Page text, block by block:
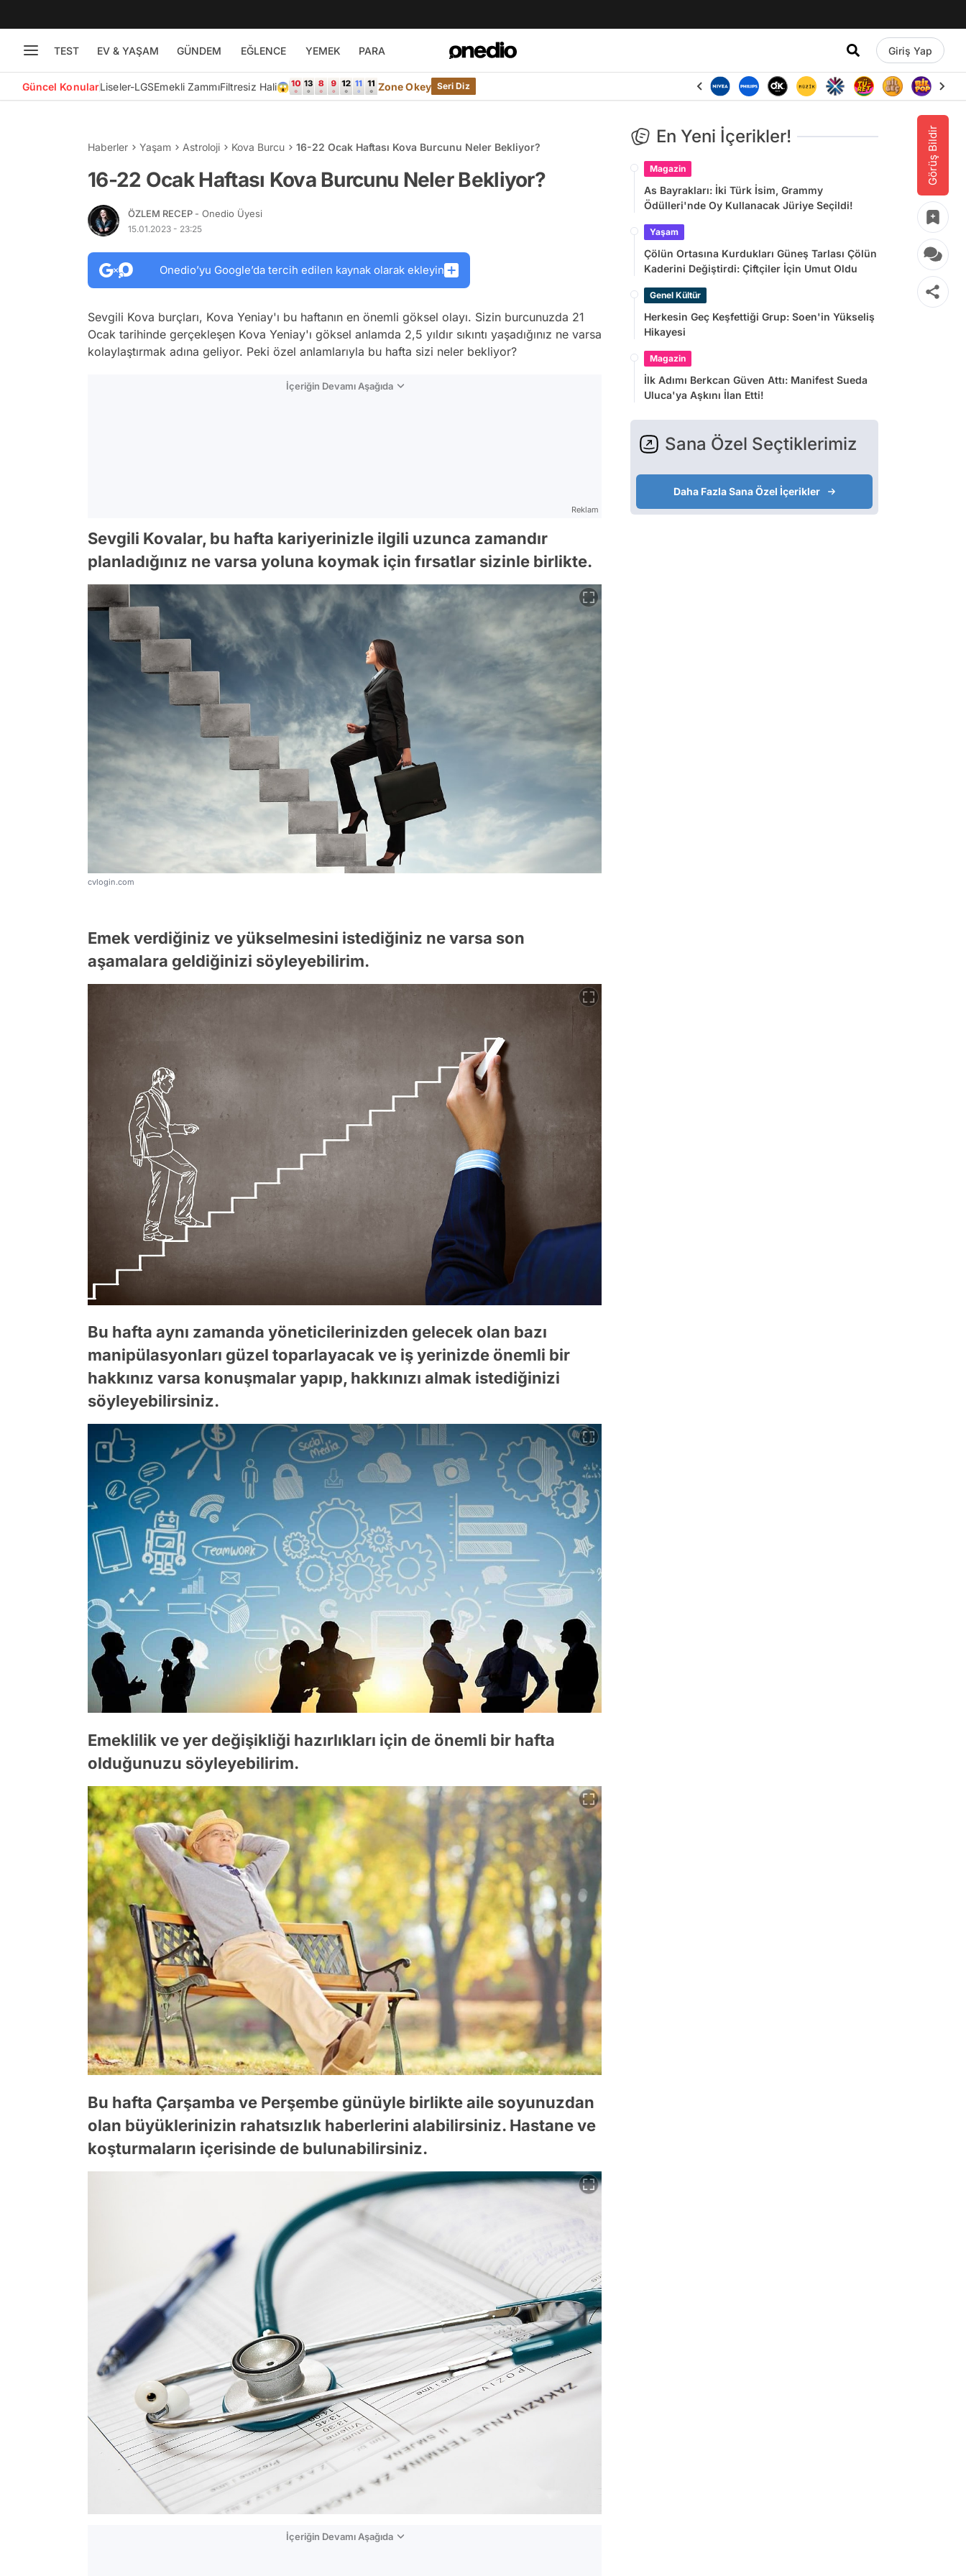
TEST EV & YAŞAM GÜNDEM EĞLENCE YEMEK PARA Giriş Yap
Güncel KonularLiseler-LGSEmekli ZammıFiltresiz Hali😱 Zone Okey Seri Diz
Görüş Bildir
Haberler Yaşam Astroloji Kova Burcu 16-22 Ocak Haftası Kova Burcunu Neler Bekliyor?
16-22 Ocak Haftası Kova Burcunu Neler Bekliyor?
ÖZLEM RECEP - Onedio Üyesi
15.01.2023 - 23:25
Onedio’yu Google’da tercih edilen kaynak olarak ekleyin
Sevgili Kova burçları, Kova Yeniay'ı bu haftanın en önemli göksel olayı. Sizin burcunuzda 21
Ocak tarihinde gerçekleşen Kova Yeniay'ı göksel anlamda 2,5 yıldır sıkıntı yaşadığınız ne varsa
kolaylaştırmak adına geliyor. Peki özel anlamlarıyla bu hafta sizi neler bekliyor?
İçeriğin Devamı Aşağıda
Reklam
Sevgili Kovalar, bu hafta kariyerinizle ilgili uzunca zamandır
planladığınız ne varsa yoluna koymak için fırsatlar sizinle birlikte.
cvlogin.com
Emek verdiğiniz ve yükselmesini istediğiniz ne varsa son
aşamalara geldiğinizi söyleyebilirim.
Bu hafta aynı zamanda yöneticilerinizden gelecek olan bazı
manipülasyonları güzel toparlayacak ve iş yerinizde önemli bir
hakkınız varsa konuşmalar yapıp, hakkınızı almak istediğinizi
söyleyebilirsiniz.
Emeklilik ve yer değişikliği hazırlıkları için de önemli bir hafta
olduğunuzu söyleyebilirim.
Bu hafta Çarşamba ve Perşembe günüyle birlikte aile soyunuzdan
olan büyüklerinizin rahatsızlık haberlerini alabilirsiniz. Hastane ve
koşturmaların içerisinde de bulunabilirsiniz.
İçeriğin Devamı Aşağıda
En Yeni İçerikler!
Magazin
As Bayrakları: İki Türk İsim, Grammy
Ödülleri'nde Oy Kullanacak Jüriye Seçildi!
Yaşam
Çölün Ortasına Kurdukları Güneş Tarlası Çölün
Kaderini Değiştirdi: Çiftçiler İçin Umut Oldu
Genel Kültür
Herkesin Geç Keşfettiği Grup: Soen'in Yükseliş
Hikayesi
Magazin
İlk Adımı Berkcan Güven Attı: Manifest Sueda
Uluca'ya Aşkını İlan Etti!
Sana Özel Seçtiklerimiz
Daha Fazla Sana Özel İçerikler